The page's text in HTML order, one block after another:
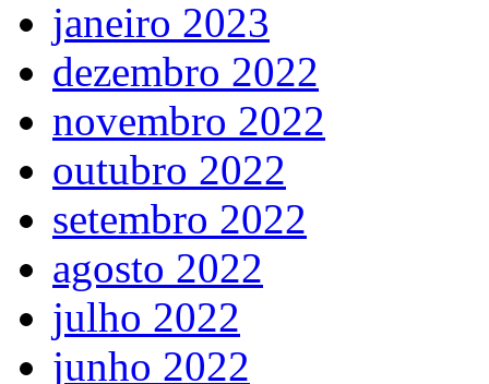
janeiro 2023
dezembro 2022
novembro 2022
outubro 2022
setembro 2022
agosto 2022
julho 2022
junho 2022